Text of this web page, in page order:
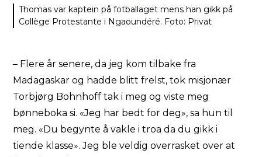
Thomas var kaptein på fotballaget mens han gikk på
Collège Protestante i Ngaoundéré. Foto: Privat
– Flere år senere, da jeg kom tilbake fra
Madagaskar og hadde blitt frelst, tok misjonær
Torbjørg Bohnhoff tak i meg og viste meg
bønneboka si. «Jeg har bedt for deg», sa hun til
meg. «Du begynte å vakle i troa da du gikk i
tiende klasse». Jeg ble veldig overrasket over at